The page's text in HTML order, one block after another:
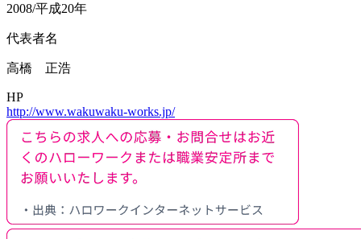
2008/平成20年
代表者名
高橋 正浩
HP
http://www.wakuwaku-works.jp/